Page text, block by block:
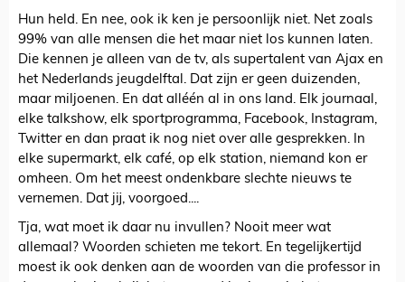
Hun held. En nee, ook ik ken je persoonlijk niet. Net zoals
99% van alle mensen die het maar niet los kunnen laten.
Die kennen je alleen van de tv, als supertalent van Ajax en
het Nederlands jeugdelftal. Dat zijn er geen duizenden,
maar miljoenen. En dat alléén al in ons land. Elk journaal,
elke talkshow, elk sportprogramma, Facebook, Instagram,
Twitter en dan praat ik nog niet over alle gesprekken. In
elke supermarkt, elk café, op elk station, niemand kon er
omheen. Om het meest ondenkbare slechte nieuws te
vernemen. Dat jij, voorgoed....
Tja, wat moet ik daar nu invullen? Nooit meer wat
allemaal? Woorden schieten me tekort. En tegelijkertijd
moest ik ook denken aan de woorden van die professor in